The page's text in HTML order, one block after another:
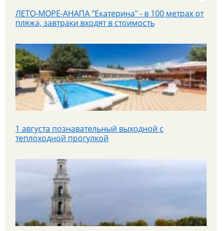
ЛЕТО-МОРЕ-АНАПА "Екатерина" - в 100 метрах от
пляжа, завтраки входят в стоимость
1 августа познавательный выходной с
теплоходной прогулкой
Яроблтур открывает продажи дополнительного
автобуса в Санкт‑Петербург с 20.08.26